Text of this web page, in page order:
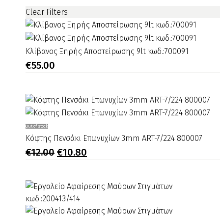
141245
Clear Filters
Κλίβανος
Ξηρής
κωδ.:700091
Κλίβανος Ξηρής Αποστείρωσης 9lt κωδ.:700091
€55.00
Κόφτης
Πενσάκι
Επωνυχίων
7/224
800007
Out of stock
Κόφτης Πενσάκι Επωνυχίων 3mm ART-7/224 800007
€12.00 Original
€12.00.
€10.80
είναι:
€10.80.